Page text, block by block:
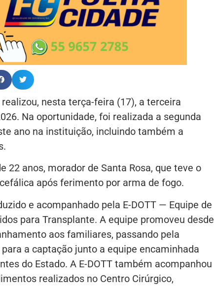
nesta terça-feira (17), a terceira
Na oportunidade, foi realizada a segunda
ano na instituição, incluindo também a
22 anos, morador de Santa Rosa, que teve o
após ferimento por arma de fogo.
e acompanhado pela E-DOTT — Equipe de
para Transplante. A equipe promoveu desde
aos familiares, passando pela
a captação junto a equipe encaminhada
do Estado. A E-DOTT também acompanhou
realizados no Centro Cirúrgico,